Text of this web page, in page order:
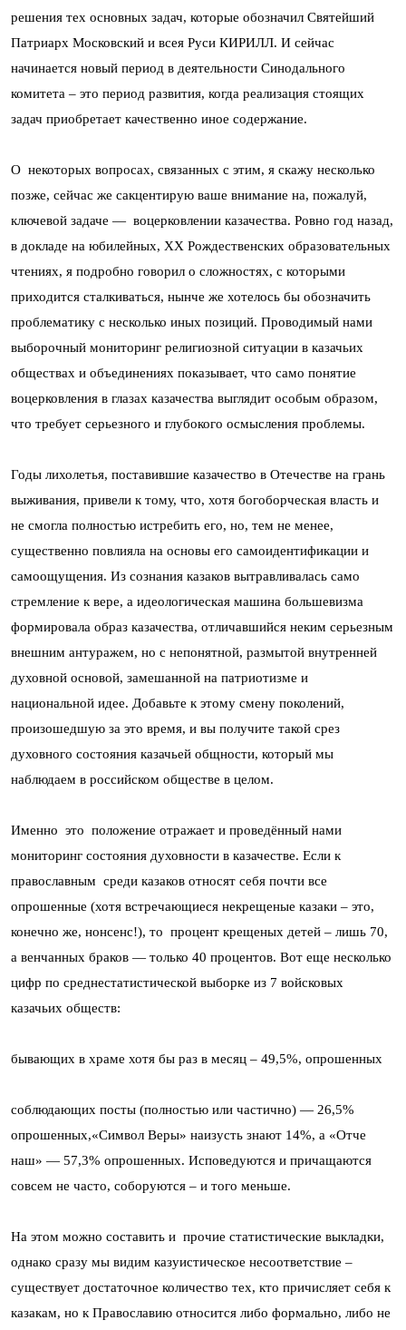
решения тех основных задач, которые обозначил Святейший
Патриарх Московский и всея Руси КИРИЛЛ. И сейчас
начинается новый период в деятельности Синодального
комитета – это период развития, когда реализация стоящих
задач приобретает качественно иное содержание.
О некоторых вопросах, связанных с этим, я скажу несколько
позже, сейчас же сакцентирую ваше внимание на, пожалуй,
ключевой задаче — воцерковлении казачества. Ровно год назад,
в докладе на юбилейных, ХХ Рождественских образовательных
чтениях, я подробно говорил о сложностях, с которыми
приходится сталкиваться, нынче же хотелось бы обозначить
проблематику с несколько иных позиций. Проводимый нами
выборочный мониторинг религиозной ситуации в казачьих
обществах и объединениях показывает, что само понятие
воцерковления в глазах казачества выглядит особым образом,
что требует серьезного и глубокого осмысления проблемы.
Годы лихолетья, поставившие казачество в Отечестве на грань
выживания, привели к тому, что, хотя богоборческая власть и
не смогла полностью истребить его, но, тем не менее,
существенно повлияла на основы его самоидентификации и
самоощущения. Из сознания казаков вытравливалась само
стремление к вере, а идеологическая машина большевизма
формировала образ казачества, отличавшийся неким серьезным
внешним антуражем, но с непонятной, размытой внутренней
духовной основой, замешанной на патриотизме и
национальной идее. Добавьте к этому смену поколений,
произошедшую за это время, и вы получите такой срез
духовного состояния казачьей общности, который мы
наблюдаем в российском обществе в целом.
Именно это положение отражает и проведённый нами
мониторинг состояния духовности в казачестве. Если к
православным среди казаков относят себя почти все
опрошенные (хотя встречающиеся некрещеные казаки – это,
конечно же, нонсенс!), то процент крещеных детей – лишь 70,
а венчанных браков — только 40 процентов. Вот еще несколько
цифр по среднестатистической выборке из 7 войсковых
казачьих обществ:
бывающих в храме хотя бы раз в месяц – 49,5%, опрошенных
соблюдающих посты (полностью или частично) — 26,5%
опрошенных,«Символ Веры» наизусть знают 14%, а «Отче
наш» — 57,3% опрошенных. Исповедуются и причащаются
совсем не часто, соборуются – и того меньше.
На этом можно составить и прочие статистические выкладки,
однако сразу мы видим казуистическое несоответствие –
существует достаточное количество тех, кто причисляет себя к
казакам, но к Православию относится либо формально, либо не